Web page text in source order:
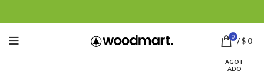
0 /$ 0
AGOT
ADO